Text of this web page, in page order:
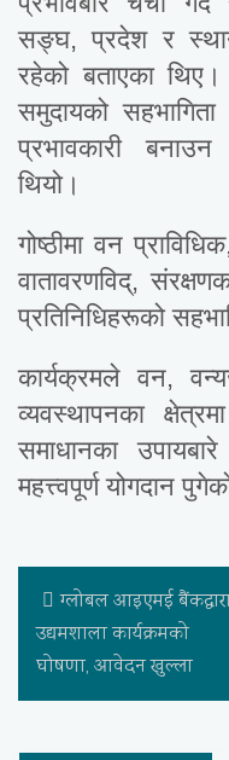
सङ्घ, प्रदेश र
रहेको बताएका थिए।
समुदायको
प्रभावकारी
थियो।
गोष्ठीमा वन
वातावरणविद्,
प्रतिनिधिहरूको
कार्यक्रमले वन,
व्यवस्थापनका
समाधानका
महत्त्वपूर्ण योगदान
ग्लोबल आइएमई
उद्यमशाला कार्यक्रमको
घोषणा, आवेदन खुल्ला